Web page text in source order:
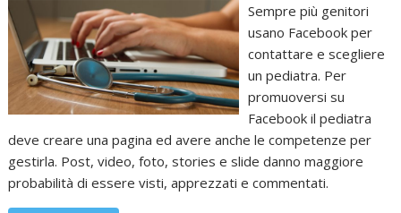
Sempre più genitori
usano Facebook per
contattare e scegliere
un pediatra. Per
promuoversi su
Facebook il pediatra
deve creare una pagina ed avere anche le competenze per
gestirla. Post, video, foto, stories e slide danno maggiore
probabilità di essere visti, apprezzati e commentati.